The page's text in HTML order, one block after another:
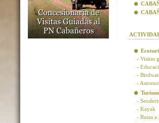
- Visitas
-
-
-
-
- Kayak
- Rutas a